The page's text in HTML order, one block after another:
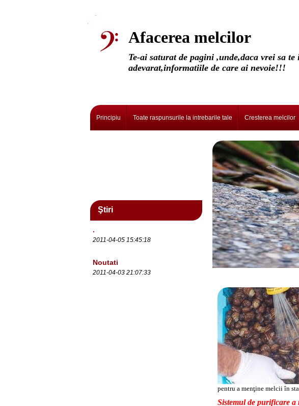
Afacerea melcilor
Te-ai saturat de pagini ,unde,daca vrei sa
adevarat,informatiile de care ai nevoie!!!
Principiu Toate raspunsurile la intrebarile tale Cresterea melcilor
Ştiri
.
2011-04-05 15:45:18
Noutati
2011-04-03 21:07:33
pentru a menţine melcii în
Sistemul de purificare a